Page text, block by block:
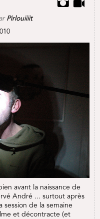
Pirlouiiiit
avant la naissance de
André ... surtout après
session de la semaine
et décontracte (et